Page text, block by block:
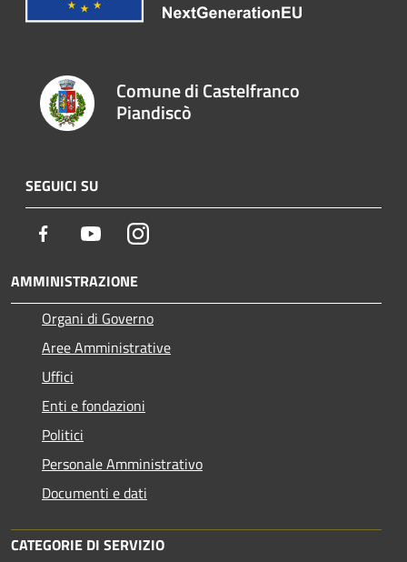
Comune di Castelfranco
Piandiscò
SEGUICI SU
Facebook YoutubeInstagram
AMMINISTRAZIONE
Organi di Governo
Aree Amministrative
Uffici
Enti e fondazioni
Politici
Personale Amministrativo
Documenti e dati
CATEGORIE DI SERVIZIO